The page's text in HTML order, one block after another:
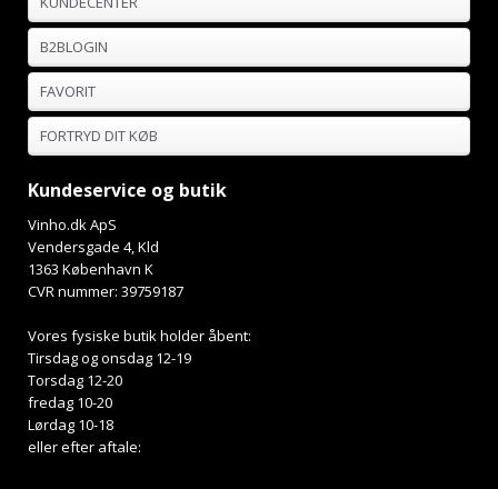
B2BLOGIN
FAVORIT
FORTRYD DIT KØB
Kundeservice og butik
Vinho.dk ApS
Vendersgade 4, Kld
1363 København K
CVR nummer: 39759187
Vores fysiske butik holder åbent:
Tirsdag og onsdag 12-19
Torsdag 12-20
fredag 10-20
Lørdag 10-18
eller efter aftale: